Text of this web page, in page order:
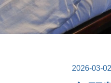
2026-03-02